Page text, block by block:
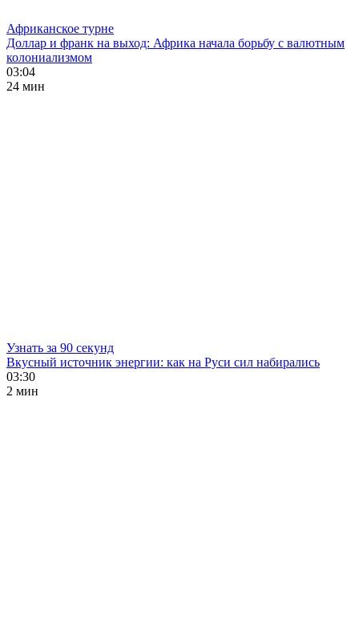
Африканское турне
Доллар и франк на выход: Африка начала борьбу с валютным
колониализмом
03:04
24 мин
Узнать за 90 секунд
Вкусный источник энергии: как на Руси сил набирались
03:30
2 мин